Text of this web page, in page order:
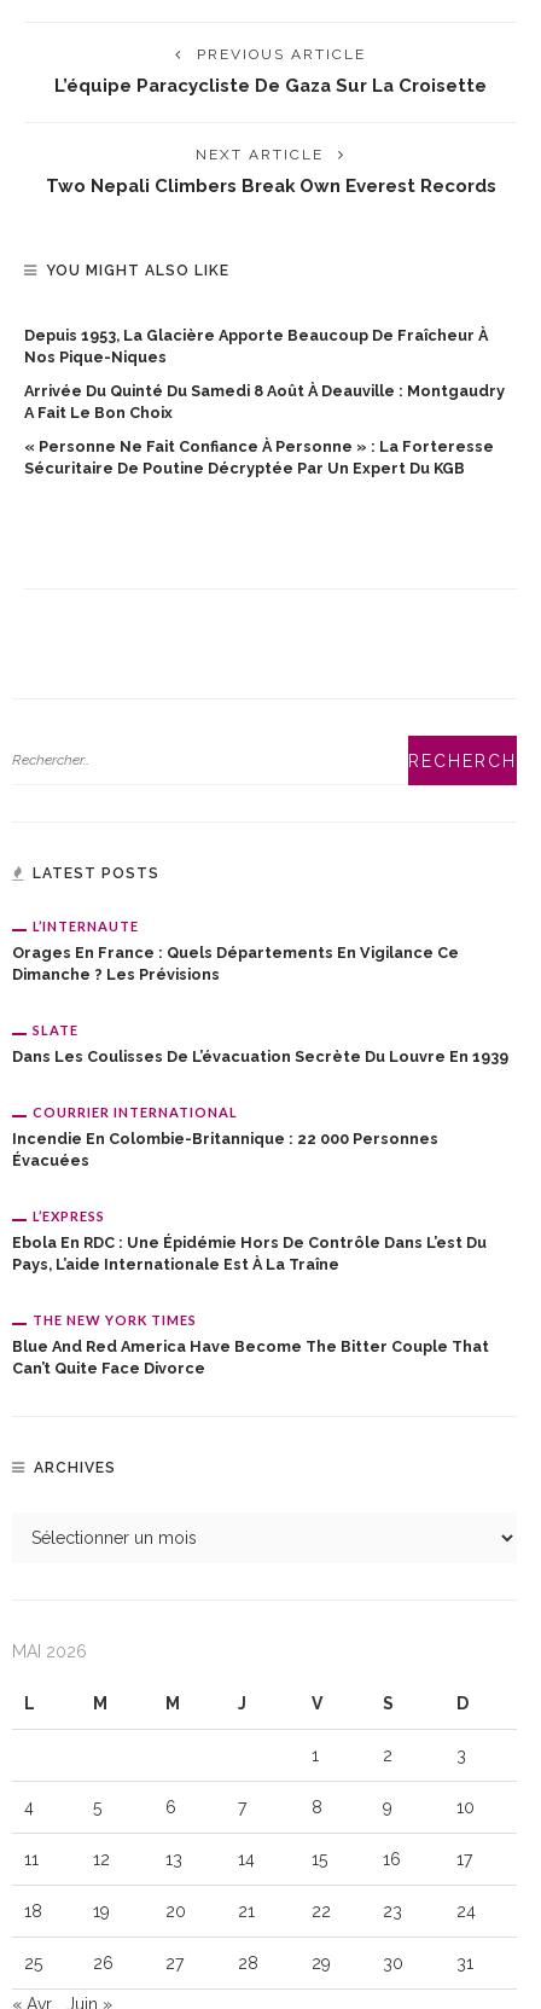
PREVIOUS ARTICLE
L’équipe Paracycliste De Gaza Sur La Croisette
NEXT ARTICLE
Two Nepali Climbers Break Own Everest Records
YOU MIGHT ALSO LIKE
Depuis 1953, La Glacière Apporte Beaucoup De Fraîcheur À
Nos Pique-Niques
Arrivée Du Quinté Du Samedi 8 Août À Deauville : Montgaudry
A Fait Le Bon Choix
« Personne Ne Fait Confiance À Personne » : La Forteresse
Sécuritaire De Poutine Décryptée Par Un Expert Du KGB
LATEST POSTS
L’INTERNAUTE
Orages En France : Quels Départements En Vigilance Ce
Dimanche ? Les Prévisions
SLATE
Dans Les Coulisses De L’évacuation Secrète Du Louvre En 1939
COURRIER INTERNATIONAL
Incendie En Colombie-Britannique : 22 000 Personnes
Évacuées
L’EXPRESS
Ebola En RDC : Une Épidémie Hors De Contrôle Dans L’est Du
Pays, L’aide Internationale Est À La Traîne
THE NEW YORK TIMES
Blue And Red America Have Become The Bitter Couple That
Can’t Quite Face Divorce
ARCHIVES
MAI 2026
L M M J V S D
1 2 3
4 5 6 7 8 9 10
11 12 13 14 15 16 17
18 19 20 21 22 23 24
25 26 27 28 29 30 31
« Avr Juin »